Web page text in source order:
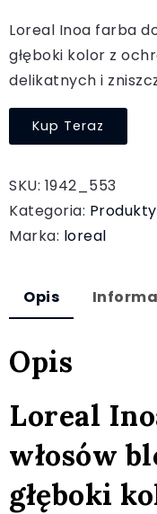
Loreal Inoa farba
głęboki kolor z
delikatnych i
Kup Teraz
SKU: 1942_553
Kategoria: Produkty
Marka: loreal
Opis
Opis
Loreal
włosów
głęboki